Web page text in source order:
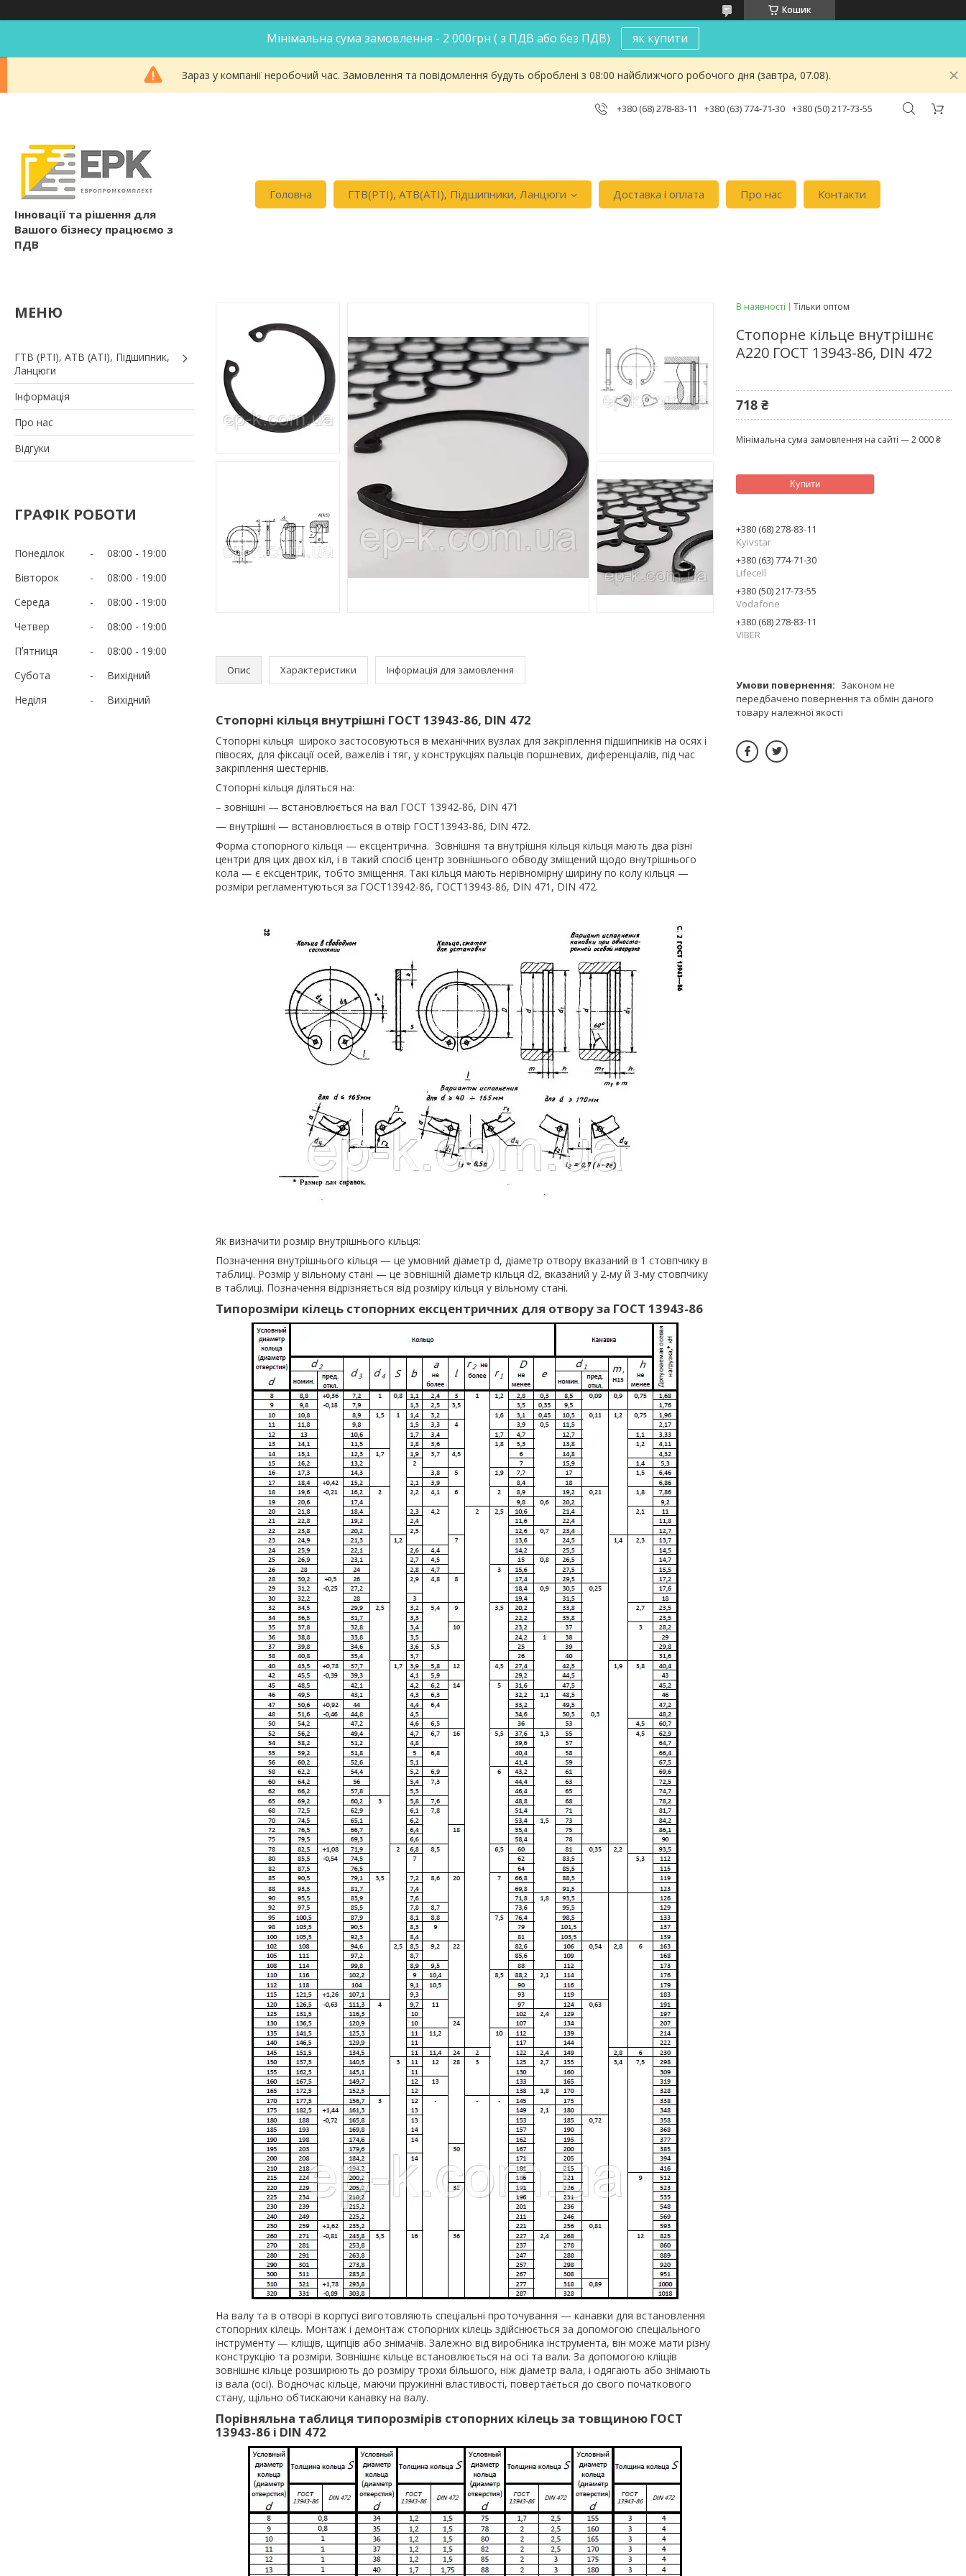
Кошик
Мінімальна сума замовлення - 2 000грн ( з ПДВ або без ПДВ) як купити
Зараз у компанії неробочий час. Замовлення та повідомлення будуть оброблені з 08:00 найближчого робочого дня (завтра, 07.08).
+380 (68) 278-83-11 +380 (63) 774-71-30 +380 (50) 217-73-55
Інновації та рішення для
Вашого бізнесу працюємо з
ПДВ
Головна ГТВ(РТI), АТВ(АТI), Пiдшипники, Ланцюги Доставка i оплата Про нас Контакти
ГТВ (РТI), АТВ (АТI), Пiдшипник,
Ланцюги
Iнформація
Про нас
Вiдгуки
ГРАФІК РОБОТИ
Понеділок 08:00
19:00
Вівторок
08:00
19:00
Середа
08:00
19:00
Четвер
08:00
19:00
Пʼятниця
08:00
19:00
Субота
Вихідний
Неділя
Вихідний
Опис Характеристики Інформація для замовлення
Стопорні кільця внутрішні ГОСТ 13943-86, DIN 472
Стопорні кільця широко застосовуються в механічних вузлах для закріплення підшипників на осях і
півосях, для фіксації осей, важелів і тяг, у конструкціях пальців поршневих, диференціалів, під час
закріплення шестернів.
Стопорні кільця діляться на:
– зовнішні — встановлюється на вал ГОСТ 13942-86, DIN 471
— внутрішні — встановлюється в отвір ГОСТ13943-86, DIN 472.
Форма стопорного кільця — ексцентрична. Зовнішня та внутрішня кільця кільця мають два різні
центри для цих двох кіл, і в такий спосіб центр зовнішнього обводу зміщений щодо внутрішнього
кола — є ексцентрик, тобто зміщення. Такі кільця мають нерівномірну ширину по колу кільця —
розміри регламентуються за ГОСТ13942-86, ГОСТ13943-86, DIN 471, DIN 472.
Як визначити розмір внутрішнього кільця:
Позначення внутрішнього кільця — це умовний діаметр d, діаметр отвору вказаний в 1 стовпчику в
таблиці. Розмір у вільному стані — це зовнішній діаметр кільця d2, вказаний у 2-му й 3-му стовпчику
в таблиці. Позначення відрізняється від розміру кільця у вільному стані.
Типорозміри кілець стопорних ексцентричних для отвору за ГОСТ 13943-86
На валу та в отворі в корпусі виготовляють спеціальні проточування — канавки для встановлення
стопорних кілець. Монтаж і демонтаж стопорних кілець здійснюється за допомогою спеціального
інструменту — кліщів, щипців або знімачів. Залежно від виробника інструмента, він може мати різну
конструкцію та розміри. Зовнішнє кільце встановлюється на осі та вали. За допомогою кліщів
зовнішнє кільце розширюють до розміру трохи більшого, ніж діаметр вала, і одягають або знімають
із вала (осі). Водночас кільце, маючи пружинні властивості, повертається до свого початкового
стану, щільно обтискаючи канавку на валу.
Порівняльна таблиця типорозмірів стопорних кілець за товщиною ГОСТ
13943-86 і DIN 472
В наявності Тільки оптом
Стопорне кільце внутрішнє
А220 ГОСТ 13943-86, DIN 472
718 ₴
Мінімальна сума замовлення на сайті — 2 000 ₴
Купити
+380 (68) 278-83-11
Kyivstar
+380 (63) 774-71-30
Lifecell
+380 (50) 217-73-55
Vodafone
+380 (68) 278-83-11
VIBER
Законом не
передбачено повернення та обмін даного
товару належної якості